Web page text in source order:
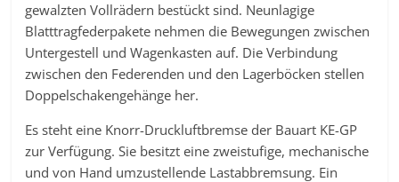
gewalzten Vollrädern bestückt sind. Neunlagige
Blatttragfederpakete nehmen die Bewegungen zwischen
Untergestell und Wagenkasten auf. Die Verbindung
zwischen den Federenden und den Lagerböcken stellen
Doppelschakengehänge her.
Es steht eine Knorr-Druckluftbremse der Bauart KE-GP
zur Verfügung. Sie besitzt eine zweistufige, mechanische
und von Hand umzustellende Lastabbremsung. Ein